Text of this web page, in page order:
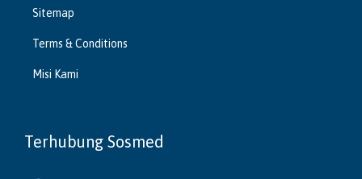
Sitemap
Terms & Conditions
Misi Kami
Terhubung Sosmed